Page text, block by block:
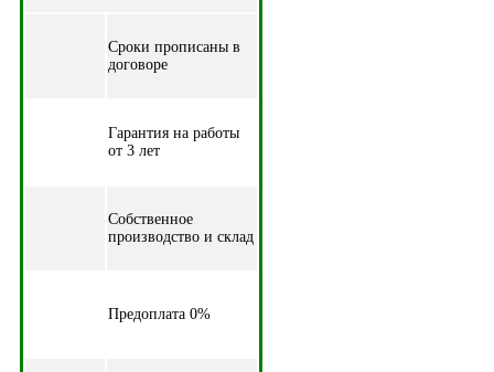
Cроки прописаны в
договоре
Гарантия на работы
от 3 лет
Собственное
производство и склад
Предоплата 0%